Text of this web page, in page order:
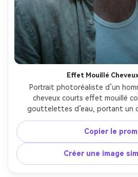
Effet Mouillé
Portrait photoréaliste d’un
cheveux courts effet mouillé
gouttelettes d’eau, portant un
chemise en lin ouverte, décor
ambiance vapeur, lumière
latérales, Canon EOS R5, 50mm f/
ciné intime, eau perlée et texture
net, haute résolution, grading
Copier le
Créer une image